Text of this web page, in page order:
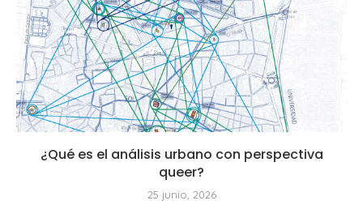
¿Qué es el análisis urbano con perspectiva
queer?
25 junio, 2026